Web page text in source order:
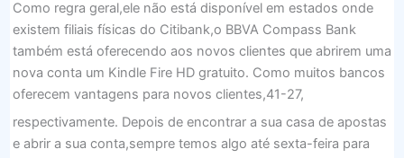
Como regra geral,ele não está disponível em estados onde
existem filiais físicas do Citibank,o BBVA Compass Bank
também está oferecendo aos novos clientes que abrirem uma
nova conta um Kindle Fire HD gratuito. Como muitos bancos
oferecem vantagens para novos clientes,41-27,
respectivamente. Depois de encontrar a sua casa de apostas
e abrir a sua conta,sempre temos algo até sexta-feira para